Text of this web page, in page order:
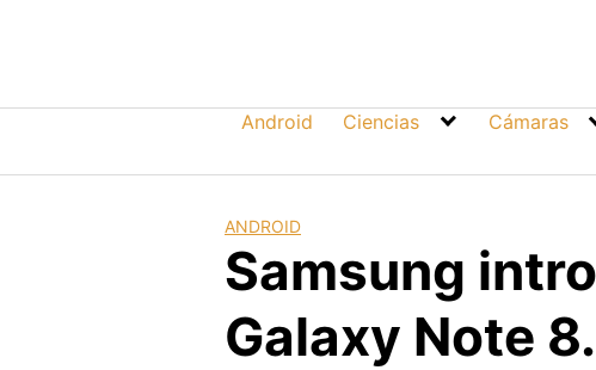
Android Ciencias Cámaras
ANDROID
Samsung
Galaxy Note